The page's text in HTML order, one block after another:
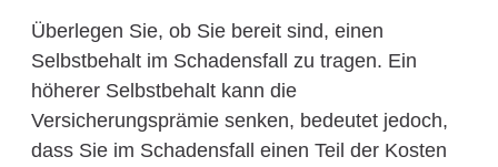
Überlegen Sie, ob Sie bereit sind, einen
Selbstbehalt im Schadensfall zu tragen. Ein
höherer Selbstbehalt kann die
Versicherungsprämie senken, bedeutet jedoch,
dass Sie im Schadensfall einen Teil der Kosten